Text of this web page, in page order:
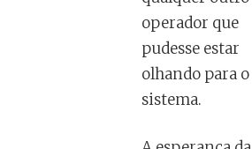
operador que
pudesse estar
olhando para o
sistema.